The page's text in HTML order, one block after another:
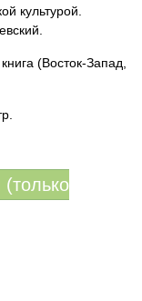
культурой.
(Восток-Запад,
(только